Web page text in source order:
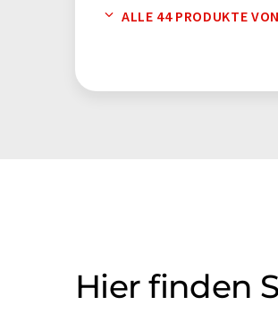
Extraktoren
Kjeldahl-Analysensysteme
ALLE 44 PRODUKTE
Hier finden